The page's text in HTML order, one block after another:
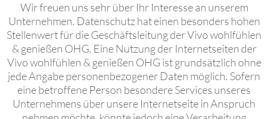
Wir freuen uns sehr über Ihr Interesse an unserem
Unternehmen. Datenschutz hat einen besonders hohen
Stellenwert für die Geschäftsleitung der Vivo wohlfühlen
& genießen OHG. Eine Nutzung der Internetseiten der
Vivo wohlfühlen & genießen OHG ist grundsätzlich ohne
jede Angabe personenbezogener Daten möglich. Sofern
eine betroffene Person besondere Services unseres
Unternehmens über unsere Internetseite in Anspruch